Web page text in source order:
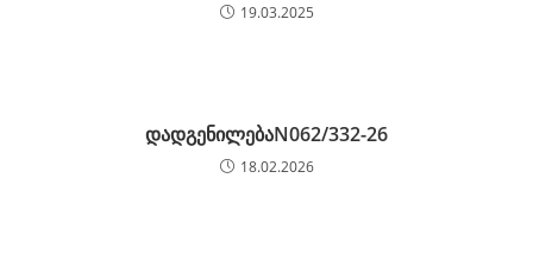
19.03.2025
დადგენილებაN062/332-26
18.02.2026